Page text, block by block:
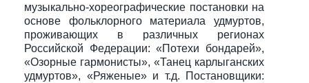
музыкально-хореографические постановки на
основе фольклорного материала удмуртов,
проживающих в различных регионах
Российской Федерации: «Потехи бондарей»,
«Озорные гармонисты», «Танец карлыганских
удмуртов», «Ряженые» и т.д. Постановщики: